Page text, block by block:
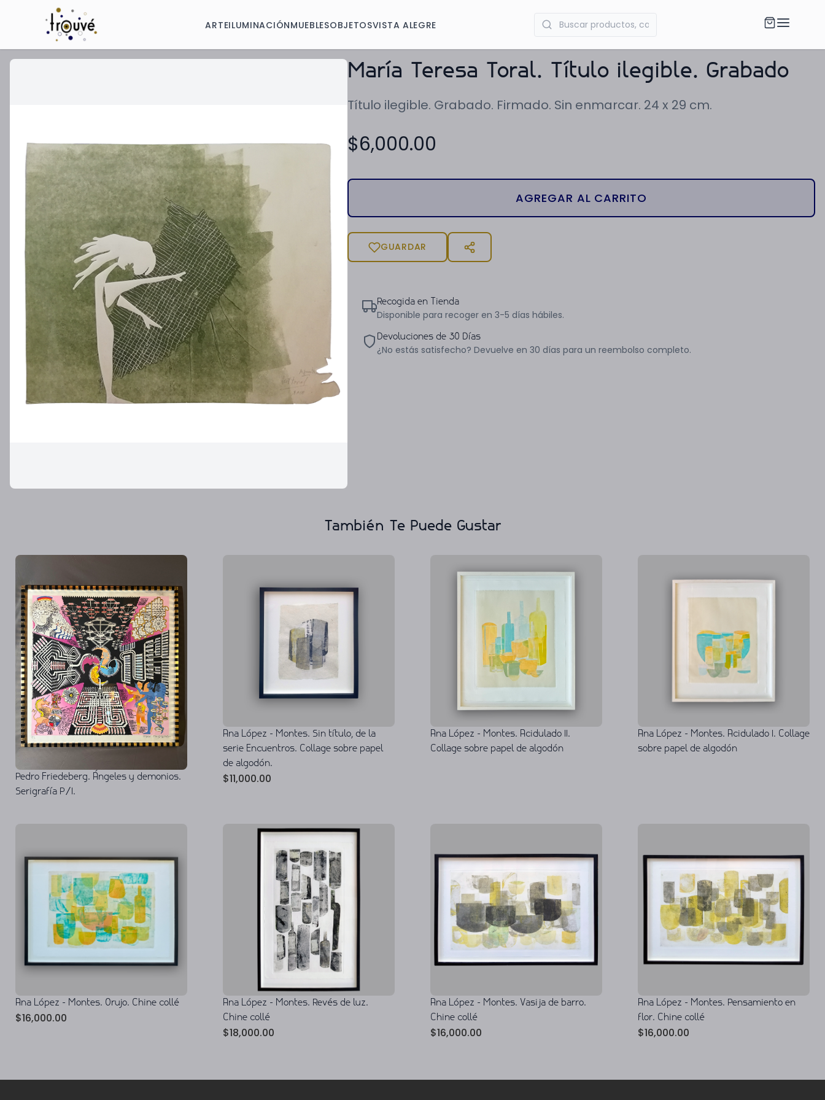
ARTEILUMINACIÓNMUEBLESOBJETOSVISTA ALEGRE
María Teresa Toral. Título ilegible. Grabado
Título ilegible. Grabado. Firmado. Sin enmarcar. 24 x 29 cm.
$6,000.00
AGREGAR AL CARRITO
GUARDAR
Recogida en Tienda
Disponible para recoger en 3-5 días hábiles.
Devoluciones de 30 Días
¿No estás satisfecho? Devuelve en 30 días para un reembolso completo.
También Te Puede Gustar
Pedro Friedeberg. Ángeles y demonios.
Serigrafía P/I.
Ana López - Montes. Sin título, de la
serie Encuentros. Collage sobre papel
de algodón.
$11,000.00
Ana López - Montes. Acidulado II.
Collage sobre papel de algodón
Ana López - Montes. Acidulado I. Collage
sobre papel de algodón
Ana López - Montes. Orujo. Chine collé
$16,000.00
Ana López - Montes. Revés de luz.
Chine collé
$18,000.00
Ana López - Montes. Vasija de barro.
Chine collé
$16,000.00
Ana López - Montes. Pensamiento en
flor. Chine collé
$16,000.00